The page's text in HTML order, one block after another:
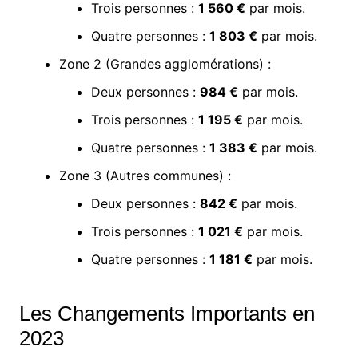
Trois personnes : 1 560 € par mois.
Quatre personnes : 1 803 € par mois.
Zone 2 (Grandes agglomérations) :
Deux personnes : 984 € par mois.
Trois personnes : 1 195 € par mois.
Quatre personnes : 1 383 € par mois.
Zone 3 (Autres communes) :
Deux personnes : 842 € par mois.
Trois personnes : 1 021 € par mois.
Quatre personnes : 1 181 € par mois.
Les Changements Importants en
2023